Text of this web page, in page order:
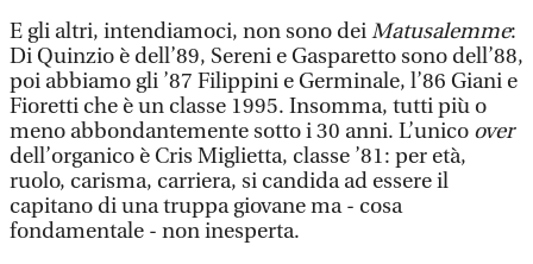
E gli altri, intendiamoci, non sono deiMatusalemme:
Di Quinzio è dell’89, Sereni e Gasparetto sono dell’88,
poi abbiamo gli ’87 Filippini e Germinale, l’86 Giani e
Fioretti che è un classe 1995. Insomma, tutti più o
meno abbondantemente sotto i 30 anni. L’unico over
dell’organico è Cris Miglietta, classe ’81: per età,
ruolo, carisma, carriera, si candida ad essere il
capitano di una truppa giovane ma - cosa
fondamentale - non inesperta.